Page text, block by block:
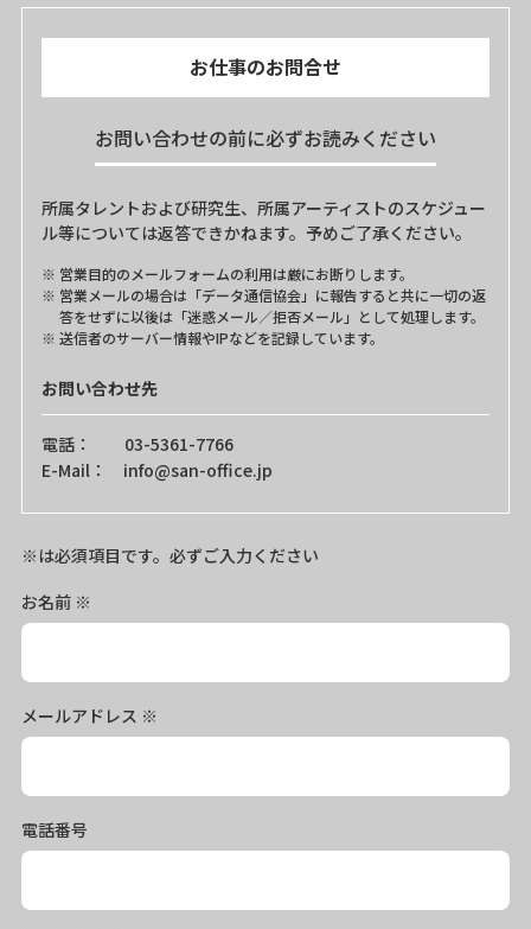
お仕事のお問合せ
お問い合わせの前に必ずお読みください
所属タレントおよび研究生、所属アーティストのスケジュー
ル等については返答できかねます。予めご了承ください。
営業目的のメールフォームの利用は厳にお断りします。
営業メールの場合は「データ通信協会」に報告すると共に一切の返
答をせずに以後は「迷惑メール／拒否メール」として処理します。
送信者のサーバー情報やIPなどを記録しています。
お問い合わせ先
電話： 03-5361-7766
E-Mail： info@san-office.jp
※は必須項目です。必ずご入力ください
お名前 ※
メールアドレス ※
電話番号